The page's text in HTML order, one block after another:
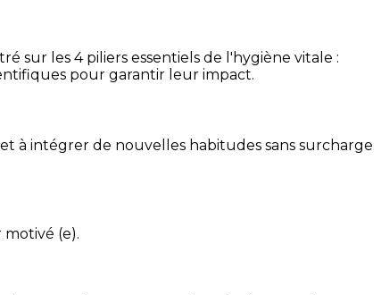
sur les 4 piliers essentiels de l'hygiène vitale :
pour garantir leur impact.
à intégrer de nouvelles habitudes sans surcharge
(e).